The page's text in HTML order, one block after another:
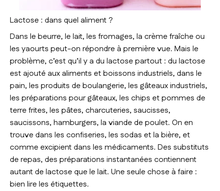
Lactose : dans quel aliment ?
Dans le beurre, le lait, les fromages, la crème fraîche ou
les yaourts peut-on répondre à première vue. Mais le
problème, c’est qu’il y a du lactose partout : du lactose
est ajouté aux aliments et boissons industriels, dans le
pain, les produits de boulangerie, les gâteaux industriels,
les préparations pour gâteaux, les chips et pommes de
terre frites, les pâtes, charcuteries, saucisses,
saucissons, hamburgers, la viande de poulet. On en
trouve dans les confiseries, les sodas et la bière, et
comme excipient dans les médicaments. Des substituts
de repas, des préparations instantanées contiennent
autant de lactose que le lait. Une seule chose à faire :
bien lire les étiquettes.